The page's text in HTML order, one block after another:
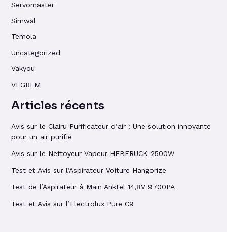
Servomaster
Simwal
Temola
Uncategorized
Vakyou
VEGREM
Articles récents
Avis sur le Clairu Purificateur d’air : Une solution innovante
pour un air purifié
Avis sur le Nettoyeur Vapeur HEBERUCK 2500W
Test et Avis sur l’Aspirateur Voiture Hangorize
Test de l’Aspirateur à Main Anktel 14,8V 9700PA
Test et Avis sur l’Electrolux Pure C9